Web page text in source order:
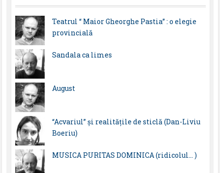
Teatrul “ Maior Gheorghe Pastia” : o elegie
provincială
Sandala ca limes
August
“Acvariul” și realitățile de sticlă (Dan-Liviu
Boeriu)
MUSICA PURITAS DOMINICA (ridicolul… )